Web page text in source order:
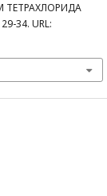
34. URL: